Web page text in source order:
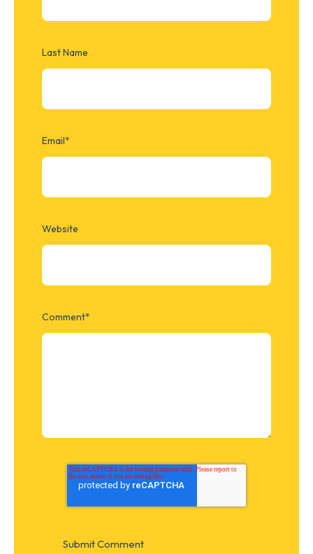
Last Name
Email*
Website
Comment*